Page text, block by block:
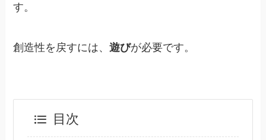
す。
創造性を戻すには、遊びが必要です。
目次